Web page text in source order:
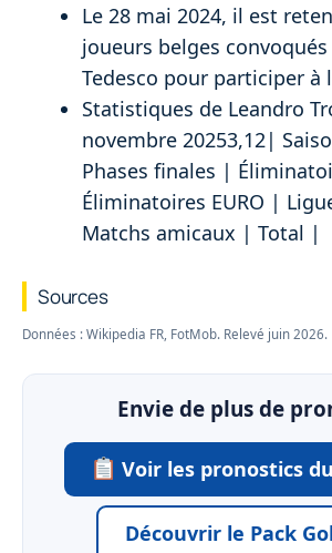
Le 28 mai 2024, il est
joueurs belges
Tedesco pour participer à
Statistiques de Leandro
novembre 20253,12|
Phases finales |
Éliminatoires EURO |
Matchs amicaux | Total |
Sources
Données : Wikipedia FR, FotMob. Relevé juin 2026.
Envie de plus de
Voir les pronostics
Découvrir le Pack